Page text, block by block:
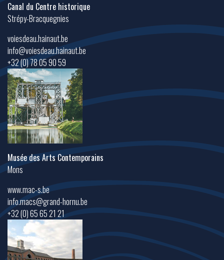
Canal du Centre historique
Strépy-Bracquegnies
voiesdeau.hainaut.be
info@voiesdeau.hainaut.be
+32 (0) 78 05 90 59
Musée des Arts Contemporains
Mons
www.mac-s.be
info.macs@grand-hornu.be
+32 (0) 65 65 21 21